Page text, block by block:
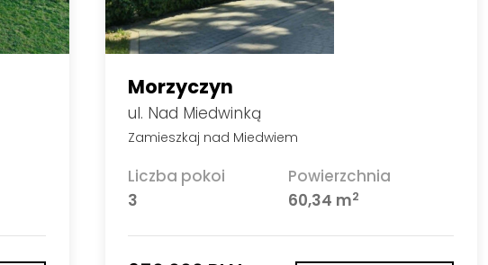
Morzyczyn
ul. Nad Miedwinką
Zamieszkaj nad Miedwiem
Liczba pokoi
3
Powierzchnia
60,34 m2